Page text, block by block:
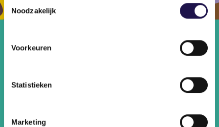
Noodzakelijk
Voorkeuren
Statistieken
Marketing
Lees meer verhalen van uitzendkrachten. Van
de statushouder uit Syrië en Amsterdamse
horecamedewerker die werd omgeschoold
tot elektrotechnicus.
Lees alle verhalen